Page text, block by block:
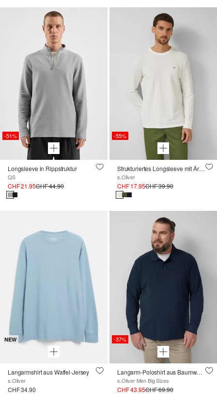
-51%
Longsleeve in Rippstruktur
QS
CHF 21.95CHF 44.90
-55%
Strukturiertes Longsleeve mit Ärmelbündchen
s.Oliver
CHF 17.95CHF 39.90
NEW
Langarmshirt aus Waffel-Jersey
s.Oliver
CHF 34.90
-37%
Langarm-Poloshirt aus Baumwoll-Piqué mit Bündchen
s.Oliver Men Big Sizes
CHF 43.95CHF 69.90